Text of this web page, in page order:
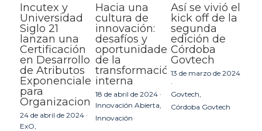
Incutex y
Universidad
Siglo 21
lanzan una
Certificación
en Desarrollo
de Atributos
Exponenciales
para
Organizaciones
24 de abril de 2024 ·
ExO,
Hacia una
cultura de
innovación:
desafíos y
oportunidades
de la
transformación
interna
18 de abril de 2024 ·
Innovación Abierta,
Innovación
Así se vivió el
kick off de la
segunda
edición de
Córdoba
Govtech
13 de marzo de 2024
·
Govtech,
Córdoba Govtech